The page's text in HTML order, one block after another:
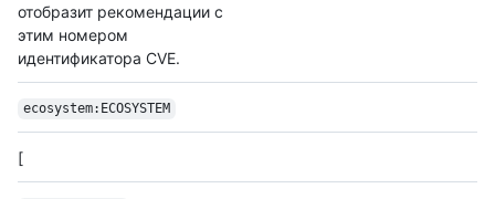
отобразит рекомендации с
этим номером
идентификатора CVE.
ecosystem:ECOSYSTEM
[